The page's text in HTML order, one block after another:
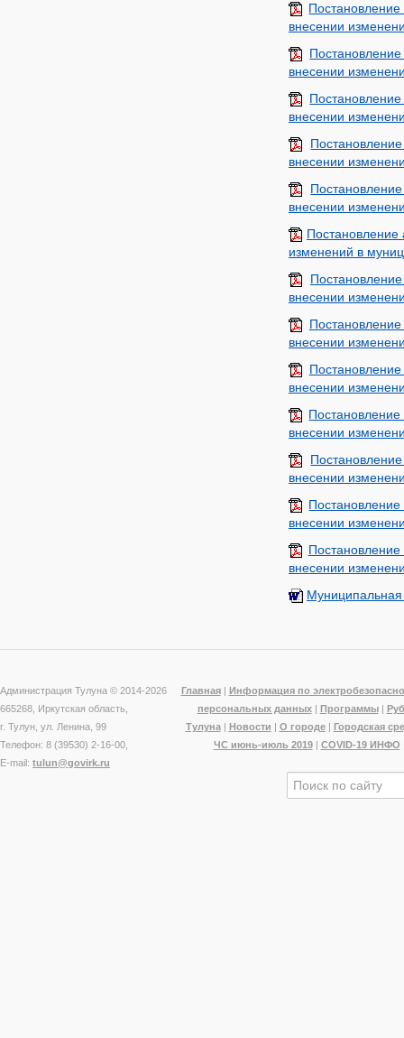
внесении
внесении
внесении
внесении
внесении
Постановление
изменений в
внесении
внесении
внесении
внесении
внесении
внесении
внесении
Муниципальная
Администрация Тулуна © 2014-2026
665268, Иркутская область,
г. Тулун, ул. Ленина, 99
Телефон: 8 (39530) 2-16-00,
E-mail: tulun@govirk.ru
Главная| Информация по
персональных данных| Программы|
Тулуна| Новости | О городе| Городская
ЧС июнь-июль 2019| COVID-19 ИНФО